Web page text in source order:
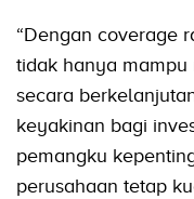
“Dengan coverage
tidak hanya mampu
secara
keyakinan bagi
pemangku
perusahaan tetap